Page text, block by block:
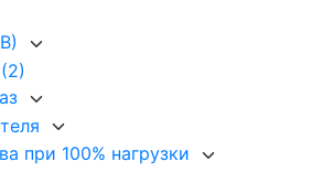
(2)
при 100% нагрузки